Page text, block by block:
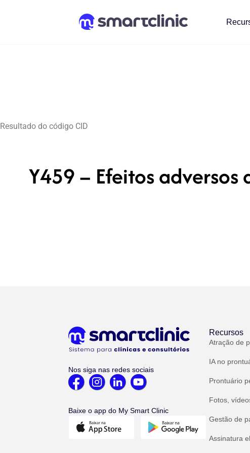
Resultado do código CID
Y459 – Efeitos
Nos siga nas redes sociais
Baixe o app do My Smart Clinic
Recursos
Atração de
IA no
Prontuário
Fotos,
Gestão de
Assinatura